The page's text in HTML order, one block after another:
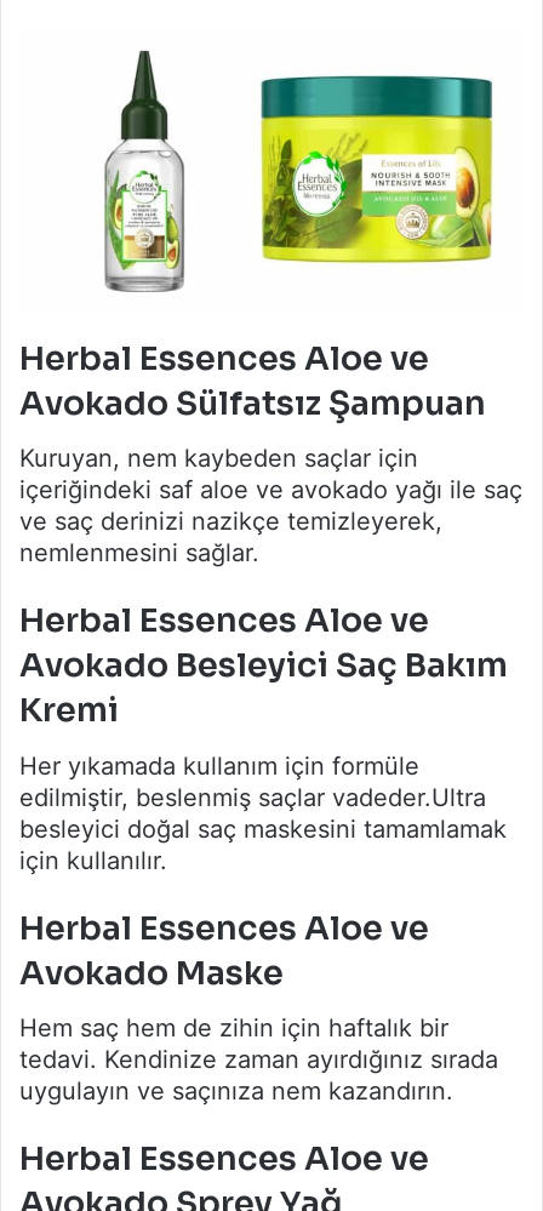
Herbal Essences Aloe ve
Avokado Sülfatsız Şampuan
Kuruyan, nem kaybeden saçlar için
içeriğindeki saf aloe ve avokado yağı ile saç
ve saç derinizi nazikçe temizleyerek,
nemlenmesini sağlar.
Herbal Essences Aloe ve
Avokado Besleyici Saç Bakım
Kremi
Her yıkamada kullanım için formüle
edilmiştir, beslenmiş saçlar vadeder.Ultra
besleyici doğal saç maskesini tamamlamak
için kullanılır.
Herbal Essences Aloe ve
Avokado Maske
Hem saç hem de zihin için haftalık bir
tedavi. Kendinize zaman ayırdığınız sırada
uygulayın ve saçınıza nem kazandırın.
Herbal Essences Aloe ve